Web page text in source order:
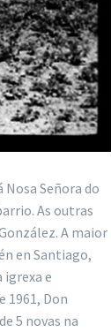
Señora do
As outras
A maior
en Santiago,
igrexa e
1961, Don
5 novas na